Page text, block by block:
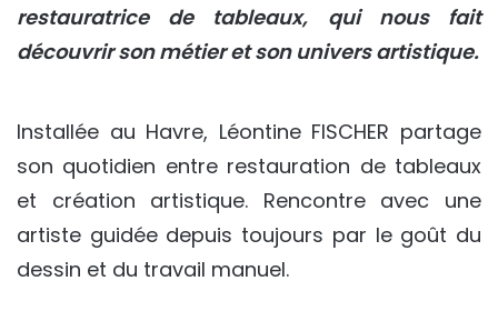
restauratrice de tableaux, qui nous fait
découvrir son métier et son univers artistique.
Installée au Havre, Léontine FISCHER partage
son quotidien entre restauration de tableaux
et création artistique. Rencontre avec une
artiste guidée depuis toujours par le goût du
dessin et du travail manuel.